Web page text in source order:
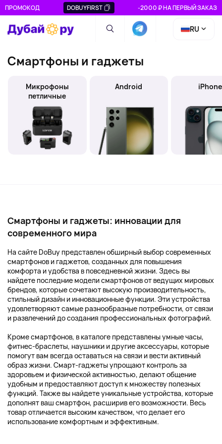
ПРОМОКОД DOBUYFIRST -2000 ₽ НА ПЕРВЫЙ ЗАКАЗ
RU
Смартфоны и гаджеты
Микрофоны
петличные
Android iPhone
Смартфоны и гаджеты: инновации для
современного мира
На сайте DoBuy представлен обширный выбор современных
смартфонов и гаджетов, созданных для повышения
комфорта и удобства в повседневной жизни. Здесь вы
найдете последние модели смартфонов от ведущих мировых
брендов, которые сочетают высокую производительность,
стильный дизайн и инновационные функции. Эти устройства
удовлетворяют самые разнообразные потребности, от связи
и развлечений до создания профессиональных фотографий.
Кроме смартфонов, в каталоге представлены умные часы,
фитнес-браслеты, наушники и другие аксессуары, которые
помогут вам всегда оставаться на связи и вести активный
образ жизни. Смарт-гаджеты упрощают контроль за
здоровьем и физической активностью, делают общение
удобным и предоставляют доступ к множеству полезных
функций. Также вы найдете уникальные устройства, которые
дополнят ваш смартфон, расширив его возможности. Весь
товар отличается высоким качеством, что делает его
использование комфортным и эффективным.